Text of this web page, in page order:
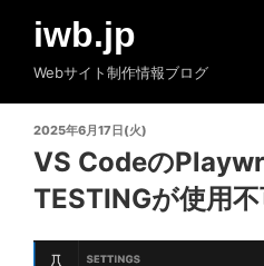
iwb.jp
Webサイト制作情報ブログ
投
稿
日:
2025年6月17日(火)
VS Codeの
TESTINGが使用